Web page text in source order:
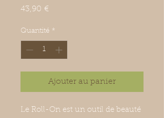
43,90 €Prix
Quantité *
Ajouter au panier
Le Roll-On est un outil de beauté